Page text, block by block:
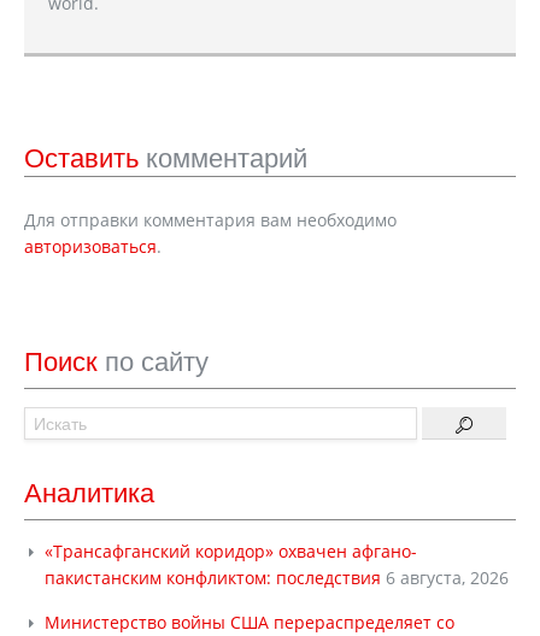
Оставить комментарий
Для отправки комментария вам необходимо
авторизоваться.
Поиск по сайту
Аналитика
«Трансафганский коридор» охвачен афгано-
пакистанским конфликтом: последствия 6 августа, 2026
Министерство войны США перераспределяет со